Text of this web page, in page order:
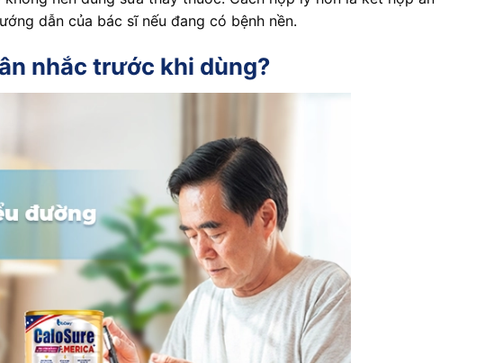
dẫn của bác sĩ nếu đang có bệnh nền.
nhắc trước khi dùng?